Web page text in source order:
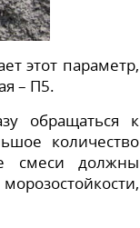
этот параметр,
– П5.
обращаться к
количество
смеси должны